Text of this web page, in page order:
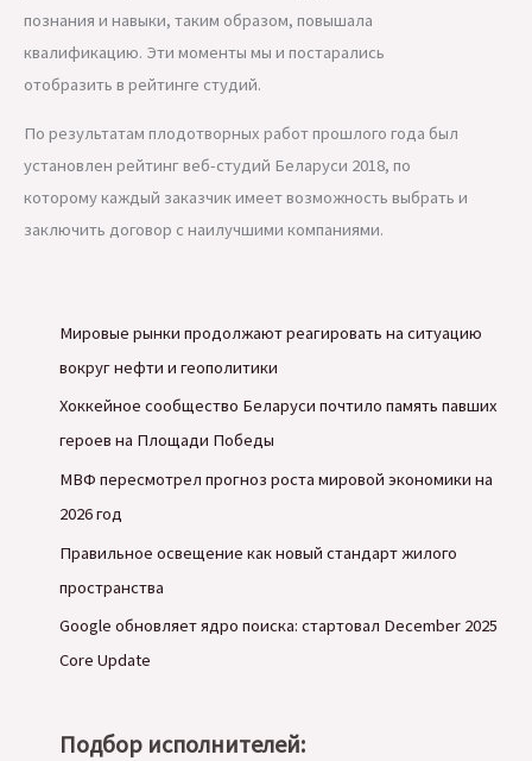
познания и навыки, таким образом, повышала
квалификацию. Эти моменты мы и постарались
отобразить в рейтинге студий.
По результатам плодотворных работ прошлого года был
установлен рейтинг веб-студий Беларуси 2018, по
которому каждый заказчик имеет возможность выбрать и
заключить договор с наилучшими компаниями.
Мировые рынки продолжают реагировать на ситуацию
вокруг нефти и геополитики
Хоккейное сообщество Беларуси почтило память павших
героев на Площади Победы
МВФ пересмотрел прогноз роста мировой экономики на
2026 год
Правильное освещение как новый стандарт жилого
пространства
Google обновляет ядро поиска: стартовал December 2025
Core Update
Подбор исполнителей: